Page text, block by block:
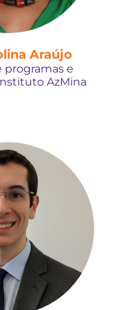
Araújo
programas e
AzMina